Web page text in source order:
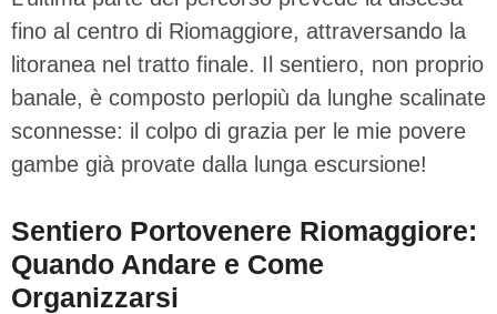
fino al centro di Riomaggiore, attraversando la
litoranea nel tratto finale. Il sentiero, non proprio
banale, è composto perlopiù da lunghe scalinate
sconnesse: il colpo di grazia per le mie povere
gambe già provate dalla lunga escursione!
Sentiero Portovenere Riomaggiore:
Quando Andare e Come
Organizzarsi